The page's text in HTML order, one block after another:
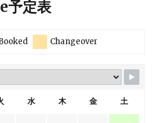
定表
Changeover
水 木 金 土